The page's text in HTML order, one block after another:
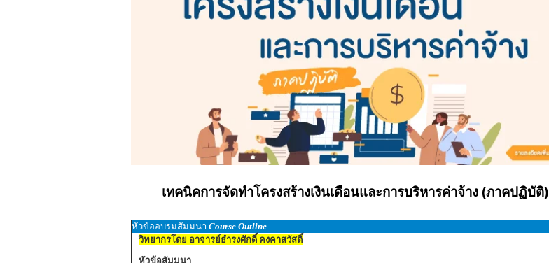
เทคนิคการจัดทำโครงสร้างเงินเดือนและการบริหารค่าจ้าง (ภาคปฏิบัติ)
หัวข้ออบรมสัมมนา Course Outline
วิทยากรโดย อาจารย์ธำรงศักดิ์ คงคาสวัสดิ์
หัวข้อสัมมนา